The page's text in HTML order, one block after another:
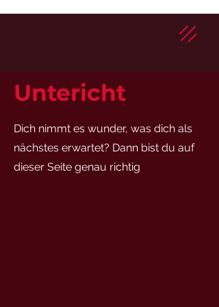
Untericht
Dich nimmt es wunder, was dich als
nächstes erwartet? Dann bist du auf
dieser Seite genau richtig